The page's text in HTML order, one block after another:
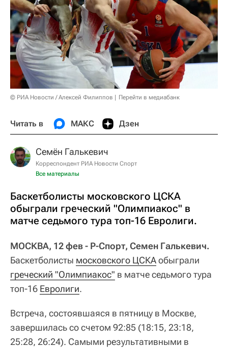
© РИА Новости / Алексей Филиппов Перейти в медиабанк
Читать в МАКС Дзен
Семён Галькевич
Корреспондент РИА Новости Спорт
Все материалы
Баскетболисты московского ЦСКА
обыграли греческий "Олимпиакос" в
матче седьмого тура топ-16 Евролиги.
МОСКВА, 12 фев - Р-Спорт, Семен Галькевич.
Баскетболисты московского ЦСКАобыграли
греческий "Олимпиакос" в матче седьмого тура
топ-16 Евролиги.
Встреча, состоявшаяся в пятницу в Москве,
завершилась со счетом 92:85 (18:15, 23:18,
25:28, 26:24). Самыми результативными в